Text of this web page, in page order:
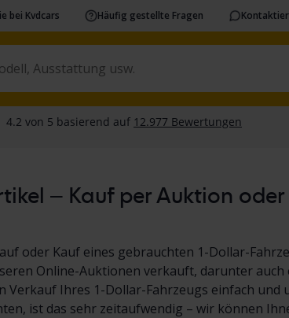
bei Kvdcars Häufig gestellte Fragen
– Kauf per Auktion oder
oder Kauf eines gebrauchten 1-Dollar-
Online-Auktionen verkauft, darunter
Verkauf Ihres 1-Dollar-Fahrzeugs einfach und
ist das sehr zeitaufwendig – wir können